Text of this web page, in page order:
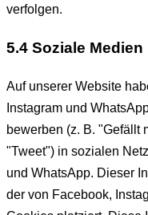
verfolgen.
5.4 Soziale Medien
Auf unserer Website
Instagram und
bewerben (z. B. "Gefällt
"Tweet") in sozialen
und WhatsApp. Dieser
der von Facebook,